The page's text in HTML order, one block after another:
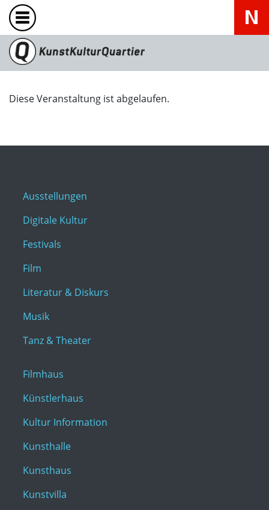
Diese Veranstaltung ist abgelaufen.
Ausstellungen
Digitale Kultur
Festivals
Film
Literatur & Diskurs
Musik
Tanz & Theater
Filmhaus
Künstlerhaus
Kultur Information
Kunsthalle
Kunsthaus
Kunstvilla